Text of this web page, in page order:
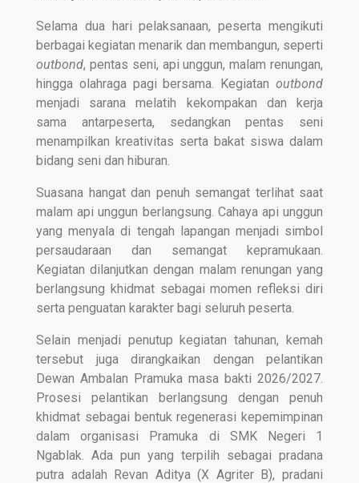
Selama dua hari pelaksanaan, peserta mengikuti
berbagai kegiatan menarik dan membangun, seperti
outbond, pentas seni, api unggun, malam renungan,
hingga olahraga pagi bersama. Kegiatan outbond
menjadi sarana melatih kekompakan dan kerja
sama antarpeserta, sedangkan pentas seni
menampilkan kreativitas serta bakat siswa dalam
bidang seni dan hiburan.
Suasana hangat dan penuh semangat terlihat saat
malam api unggun berlangsung. Cahaya api unggun
yang menyala di tengah lapangan menjadi simbol
persaudaraan dan semangat kepramukaan.
Kegiatan dilanjutkan dengan malam renungan yang
berlangsung khidmat sebagai momen refleksi diri
serta penguatan karakter bagi seluruh peserta.
Selain menjadi penutup kegiatan tahunan, kemah
tersebut juga dirangkaikan dengan pelantikan
Dewan Ambalan Pramuka masa bakti 2026/2027.
Prosesi pelantikan berlangsung dengan penuh
khidmat sebagai bentuk regenerasi kepemimpinan
dalam organisasi Pramuka di SMK Negeri 1
Ngablak. Ada pun yang terpilih sebagai pradana
putra adalah Revan Aditya (X Agriter B), pradani